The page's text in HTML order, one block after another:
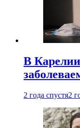
В
2 года спустя2